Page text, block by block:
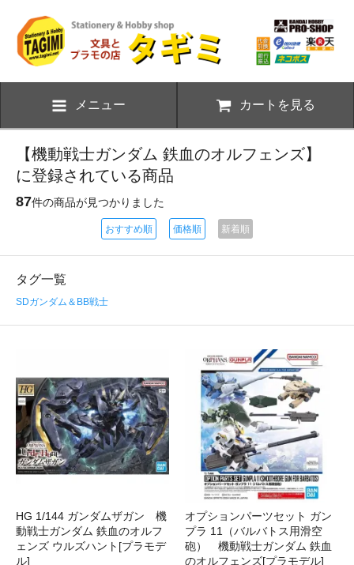
メニュー カートを見る
【機動戦士ガンダム 鉄血のオルフェンズ】
に登録されている商品
87件の商品が見つかりました
おすすめ順 価格順 新着順
タグ一覧
SDガンダム＆BB戦士
HG 1/144 ガンダムザガン 機
動戦士ガンダム 鉄血のオルフ
ェンズ ウルズハント[プラモデ
ル]
オプションパーツセット ガン
プラ 11（バルバトス用滑空
砲） 機動戦士ガンダム 鉄血
のオルフェンズ[プラモデル]